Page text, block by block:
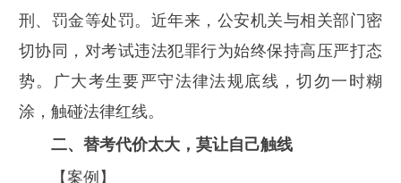
刑、罚金等处罚。近年来，公安机关与相关部门密
切协同，对考试违法犯罪行为始终保持高压严打态
势。广大考生要严守法律法规底线，切勿一时糊
涂，触碰法律红线。
二、替考代价太大，莫让自己触线
【案例】